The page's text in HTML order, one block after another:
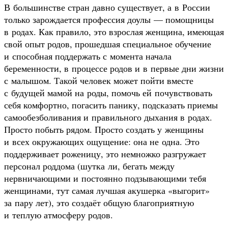
В большинстве стран давно существует, а в России
только зарождается профессия доулы — помощницы
в родах. Как правило, это взрослая женщина, имеющая
свой опыт родов, прошедшая специальное обучение
и способная поддержать с момента начала
беременности, в процессе родов и в первые дни жизни
с малышом. Такой человек может пойти вместе
с будущей мамой на роды, помочь ей почувствовать
себя комфортно, погасить панику, подсказать приемы
самообезболивания и правильного дыхания в родах.
Просто побыть рядом. Просто создать у женщины
и всех окружающих ощущение: она не одна. Это
поддерживает роженицу, это немножко разгружает
персонал роддома (шутка ли, бегать между
нервничающими и постоянно подзывающими тебя
женщинами, тут самая лучшая акушерка «выгорит»
за пару лет), это создаёт общую благоприятную
и теплую атмосферу родов.